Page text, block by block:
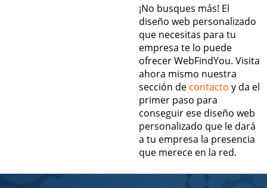
¡No busques más! El
diseño web personalizado
que necesitas para tu
empresa te lo puede
ofrecer WebFindYou. Visita
ahora mismo nuestra
sección de contacto y da el
primer paso para
conseguir ese diseño web
personalizado que le dará
a tu empresa la presencia
que merece en la red.